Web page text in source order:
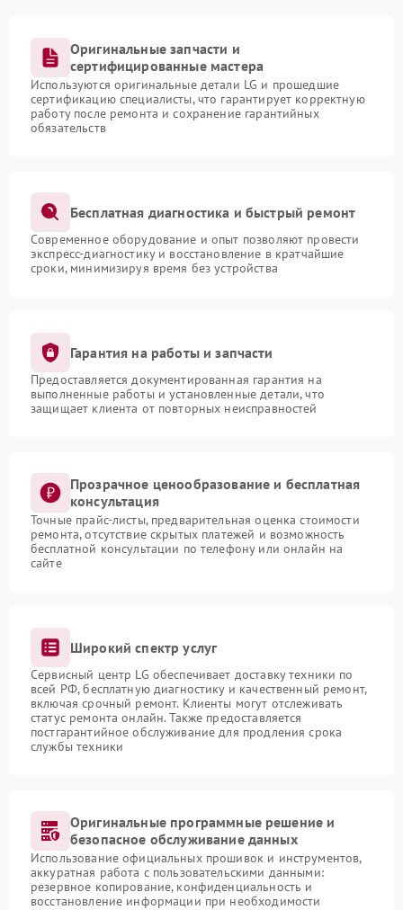
Оригинальные запчасти и
сертифицированные мастера
Используются оригинальные детали LG и прошедшие
сертификацию специалисты, что гарантирует корректную
работу после ремонта и сохранение гарантийных
обязательств
Бесплатная диагностика и быстрый ремонт
Современное оборудование и опыт позволяют провести
экспресс-диагностику и восстановление в кратчайшие
сроки, минимизируя время без устройства
Гарантия на работы и запчасти
Предоставляется документированная гарантия на
выполненные работы и установленные детали, что
защищает клиента от повторных неисправностей
Прозрачное ценообразование и бесплатная
консультация
Точные прайс-листы, предварительная оценка стоимости
ремонта, отсутствие скрытых платежей и возможность
бесплатной консультации по телефону или онлайн на
сайте
Широкий спектр услуг
Сервисный центр LG обеспечивает доставку техники по
всей РФ, бесплатную диагностику и качественный ремонт,
включая срочный ремонт. Клиенты могут отслеживать
статус ремонта онлайн. Также предоставляется
постгарантийное обслуживание для продления срока
службы техники
Оригинальные программные решение и
безопасное обслуживание данных
Использование официальных прошивок и инструментов,
аккуратная работа с пользовательскими данными:
резервное копирование, конфиденциальность и
восстановление информации при необходимости